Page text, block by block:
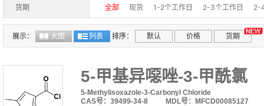
>97%
97%+, 97%+(GC) 97%(LC-MS)
96%(GC-MS)
96%(LC-MS)
96%+(GC-MS)
95%+
95%+,stabilized with MEHQ
99.97%
4mmol/mL
10x10x1mm
99.53%
98.83% 99.56% 99.03%
货期 全部 现货 1-2个工作日 2-3个工作日
2-
10-15个工作日
15-30个工作日
30-40个工
展示：
大图 列表 排序： 默认 价格 货期
5-甲基异噁唑-3-甲酰氯
5-Methylisoxazole-3-Carbonyl Chloride
CAS号：39499-34-8
MDL号：MFCD00085127